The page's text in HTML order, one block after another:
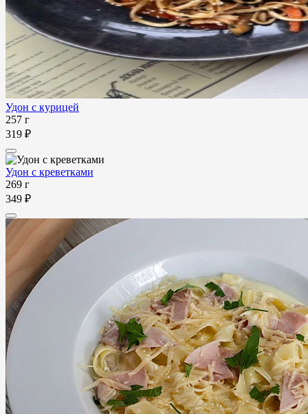
Удон с курицей
257 г
319 ₽
Удон с креветками
269 г
349 ₽